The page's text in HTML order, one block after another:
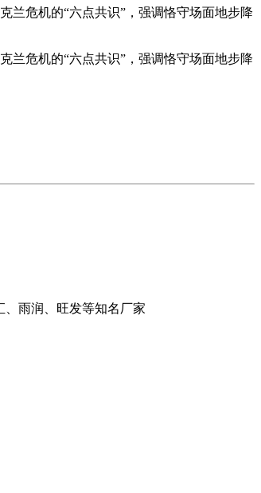
危机的“六点共识”，强调恪守场面地步降
危机的“六点共识”，强调恪守场面地步降
、雨润、旺发等知名厂家